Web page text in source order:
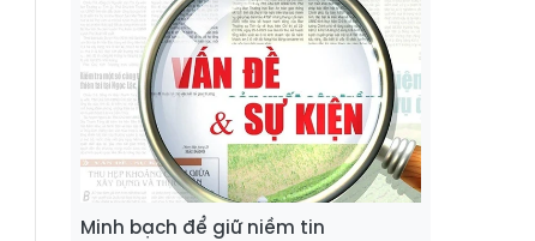
Minh bạch để giữ niềm tin